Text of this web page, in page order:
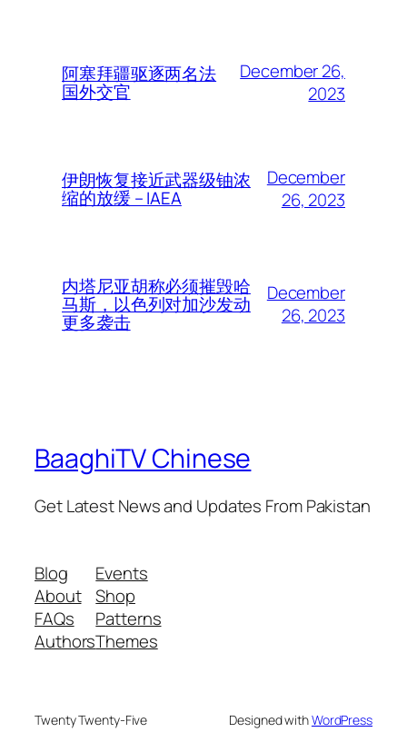
阿塞拜疆驱逐两名法
国外交官
December 26,
2023
伊朗恢复接近武器级铀浓
缩的放缓 – IAEA
December
26, 2023
内塔尼亚胡称必须摧毁哈
马斯，以色列对加沙发动
更多袭击
December
26, 2023
BaaghiTV Chinese
Get Latest News and Updates From Pakistan
Blog
About
FAQs
Authors
Events
Shop
Patterns
Themes
Twenty Twenty-Five Designed withWordPress